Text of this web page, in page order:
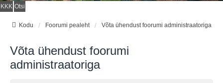
KKK Otsi
Kodu Foorumi pealeht Võta ühendust foorumi administraatoriga
Võta ühendust foorumi
administraatoriga